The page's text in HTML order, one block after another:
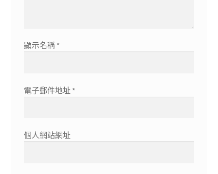
顯示名稱 *
電子郵件地址 *
個人網站網址